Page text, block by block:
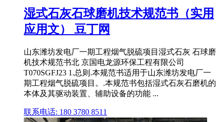
湿式石灰石球磨机技术规范书（实用
应用文） 豆丁网
山东潍坊发电厂一期工程烟气脱硫项目湿式石灰 石球磨
机技术规范书北 京国电龙源环保工程有限公司
T070SGFJ23 1.总则.本规范书适用于山东潍坊发电厂一
期工程烟气脱硫项目。.本规范书包括湿式石灰石磨机的
本体及其驱动装置、辅助设备的功能 ...
联系电话: 180 3780 8511